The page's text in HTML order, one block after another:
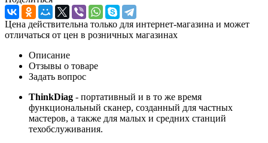
Цена действительна только для интернет-магазина и может
отличаться от цен в розничных магазинах
Описание
Отзывы о товаре
Задать вопрос
ThinkDiag - портативный и в то же время
функциональный сканер, созданный для частных
мастеров, а также для малых и средних станций
техобслуживания.